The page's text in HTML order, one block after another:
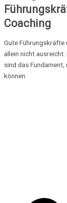
Coaching
Gute Führungskräfte
allein nicht
sind das
können.